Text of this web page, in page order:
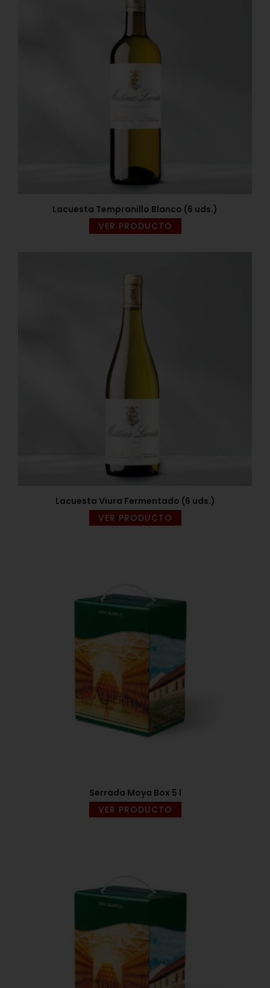
Lacuesta Tempranillo Blanco (6 uds.)
VER PRODUCTO
Lacuesta Viura Fermentado (6 uds.)
VER PRODUCTO
Serrada Moya Box 5 l
VER PRODUCTO